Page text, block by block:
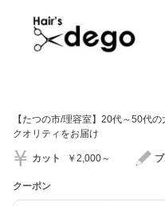
【たつの市/理容室】20代～50代
クオリティをお届け
カット ￥2,000～
クーポン